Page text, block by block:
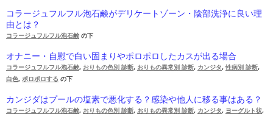
コラージュフルフル泡石鹸がデリケートゾーン・陰部洗浄に良い理
由とは？
コラージュフルフル泡石鹸 の下
オナニー・自慰で白い固まりやポロポロしたカスが出る場合
コラージュフルフル泡石鹸, おりもの色別 診断, おりもの異常別 診断, カンジタ, 性病別 診断,
白色, ポロポロする の下
カンジダはプールの塩素で悪化する？感染や他人に移る事はある？
コラージュフルフル泡石鹸, おりもの色別 診断, おりもの異常別 診断, カンジタ, ヨーグルト状,